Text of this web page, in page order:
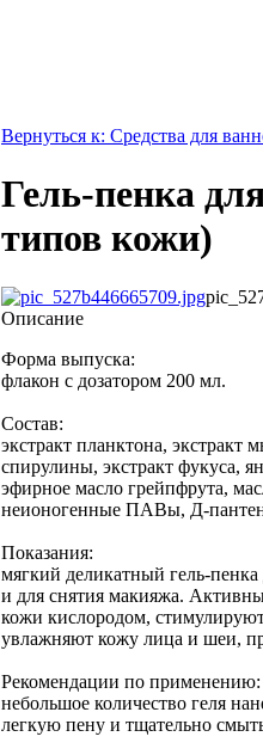
Вернуться к: Средства для
Гель-пенка
типов кожи)
Описание
Форма выпуска:
флакон с дозатором 200 мл.
Состав:
экстракт планктона, экстракт
спирулины, экстракт фукуса,
эфирное масло грейпфрута,
неионогенные ПАВы, Д-
Показания:
мягкий деликатный гель-
и для снятия макияжа.
кожи кислородом,
увлажняют кожу лица и шеи,
Рекомендации по применению:
небольшое количество геля
легкую пену и тщательно